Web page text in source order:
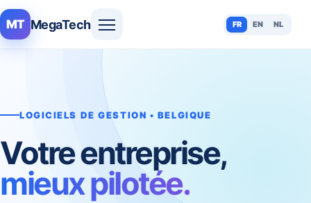
MT MegaTech FR EN NL
LOGICIELS DE GESTION • BELGIQUE
Votre entreprise,
mieux pilotée.